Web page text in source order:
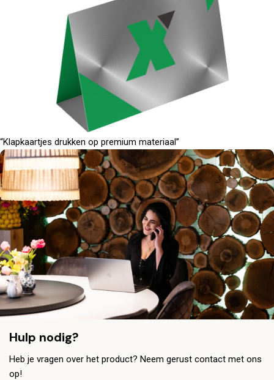
“Klapkaartjes drukken op premium materiaal”
Hulp nodig?
Heb je vragen over het product? Neem gerust contact met ons
op!